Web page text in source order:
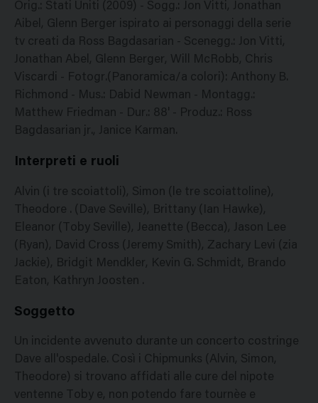
Orig.: Stati Uniti (2009) - Sogg.: Jon Vitti, Jonathan
Aibel, Glenn Berger ispirato ai personaggi della serie
tv creati da Ross Bagdasarian - Scenegg.: Jon Vitti,
Jonathan Abel, Glenn Berger, Will McRobb, Chris
Viscardi - Fotogr.(Panoramica/a colori): Anthony B.
Richmond - Mus.: Dabid Newman - Montagg.:
Matthew Friedman - Dur.: 88' - Produz.: Ross
Bagdasarian jr., Janice Karman.
Interpreti e ruoli
Alvin (i tre scoiattoli), Simon (le tre scoiattoline),
Theodore . (Dave Seville), Brittany (Ian Hawke),
Eleanor (Toby Seville), Jeanette (Becca), Jason Lee
(Ryan), David Cross (Jeremy Smith), Zachary Levi (zia
Jackie), Bridgit Mendkler, Kevin G. Schmidt, Brando
Eaton, Kathryn Joosten .
Soggetto
Un incidente avvenuto durante un concerto costringe
Dave all'ospedale. Così i Chipmunks (Alvin, Simon,
Theodore) si trovano affidati alle cure del nipote
ventenne Toby e, non potendo fare tournèe e